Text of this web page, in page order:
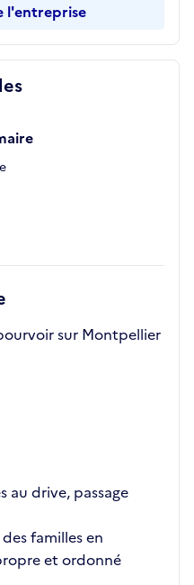
sur Montpellier
au drive, passage
familles en
et ordonné
l'entreprise